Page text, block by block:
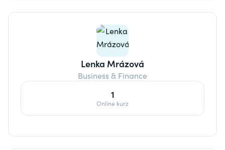
Lenka Mrázová
Business & Finance
1
Online kurz